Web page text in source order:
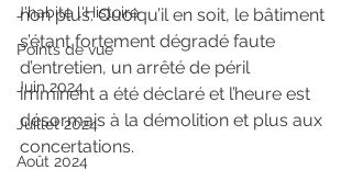
J'habite l'Histoire
Points de vue
Juin 2024
Juillet 2024
Août 2024
non plus. Quoiqu’il en soit, le bâtiment
s’étant fortement dégradé faute
d’entretien, un arrêté de péril
imminent a été déclaré et l’heure est
désormais à la démolition et plus aux
concertations.